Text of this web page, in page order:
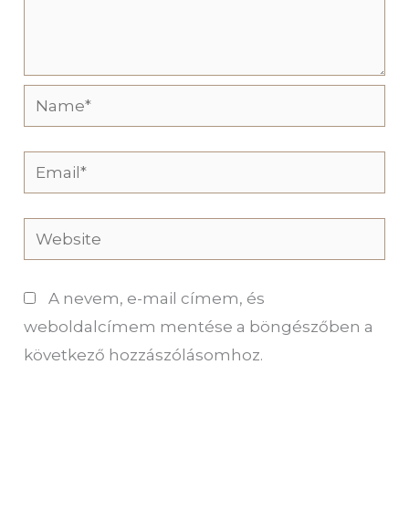
Name*
Email*
Website
A nevem, e-mail címem, és
weboldalcímem mentése a böngészőben a
következő hozzászólásomhoz.